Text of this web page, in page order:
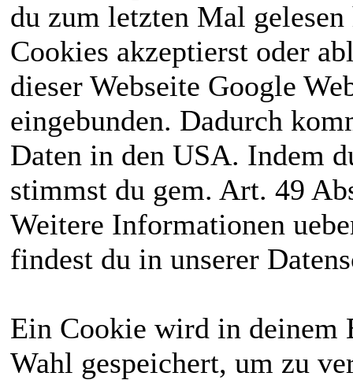
du zum letzten Mal
Cookies akzeptierst oder
dieser Webseite Google
eingebunden. Dadurch
Daten in den USA. Indem
stimmst du gem. Art. 49
Weitere Informationen
findest du in unserer
Ein Cookie wird in deinem
Wahl gespeichert, um zu